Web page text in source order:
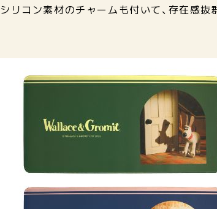
シリコン素材のチャームも付いて、存在感抜